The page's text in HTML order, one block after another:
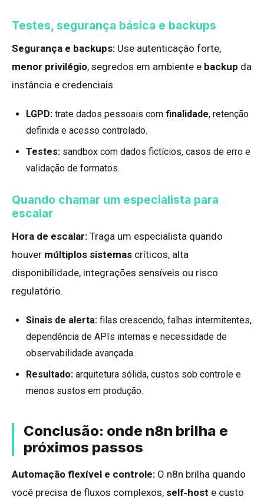
Testes, segurança básica e backups
Segurança e backups: Use autenticação forte,
menor privilégio, segredos em ambiente e backup da
instância e credenciais.
LGPD: trate dados pessoais com finalidade, retenção
definida e acesso controlado.
Testes: sandbox com dados fictícios, casos de erro e
validação de formatos.
Quando chamar um especialista para
escalar
Hora de escalar: Traga um especialista quando
houver múltiplos sistemas críticos, alta
disponibilidade, integrações sensíveis ou risco
regulatório.
Sinais de alerta: filas crescendo, falhas intermitentes,
dependência de APIs internas e necessidade de
observabilidade avançada.
Resultado: arquitetura sólida, custos sob controle e
menos sustos em produção.
Conclusão: onde n8n brilha e
próximos passos
Automação flexível e controle: O n8n brilha quando
você precisa de fluxos complexos, self‑host e custo